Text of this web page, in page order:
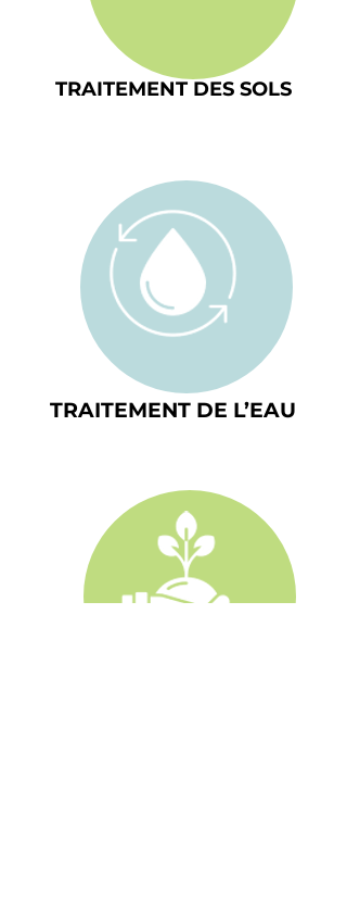
TRAITEMENT DES SOLS
TRAITEMENT DE L’EAU